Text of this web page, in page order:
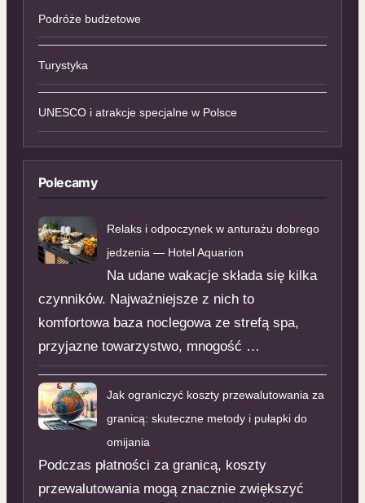
Podróże budżetowe
Turystyka
UNESCO i atrakcje specjalne w Polsce
Polecamy
Relaks i odpoczynek w anturażu dobrego
jedzenia — Hotel Aquarion
Na udane wakacje składa się kilka
czynników. Najważniejsze z nich to
komfortowa baza noclegowa ze strefą spa,
przyjazne towarzystwo, mnogość …
Jak ograniczyć koszty przewalutowania za
granicą: skuteczne metody i pułapki do
omijania
Podczas płatności za granicą, koszty
przewalutowania mogą znacznie zwiększyć